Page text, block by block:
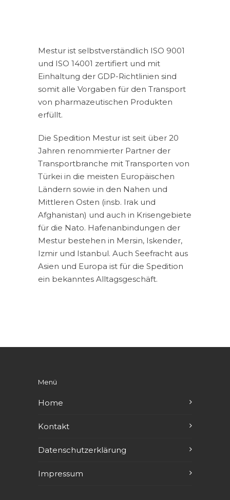
Mestur ist selbstverständlich ISO 9001
und ISO 14001 zertifiert und mit
Einhaltung der GDP-Richtlinien sind
somit alle Vorgaben für den Transport
von pharmazeutischen Produkten
erfüllt.
Die Spedition Mestur ist seit über 20
Jahren renommierter Partner der
Transportbranche mit Transporten von
Türkei in die meisten Europäischen
Ländern sowie in den Nahen und
Mittleren Osten (insb. Irak und
Afghanistan) und auch in Krisengebiete
für die Nato. Hafenanbindungen der
Mestur bestehen in Mersin, Iskender,
Izmir und Istanbul. Auch Seefracht aus
Asien und Europa ist für die Spedition
ein bekanntes Alltagsgeschäft.
Menü
Home
Kontakt
Datenschutzerklärung
Impressum